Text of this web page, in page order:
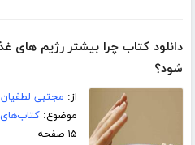
دانلود کتاب چرا بیشتر رژیم
شود؟
از: مجتبی لطفیان
موضوع:
۱۵ صفحه